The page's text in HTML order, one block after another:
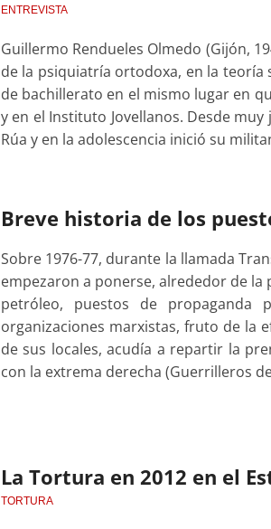
ENTREVISTA
Guillermo Rendueles Olmedo (Gijón,
de la psiquiatría ortodoxa, en la teoría
de bachillerato en el mismo lugar en
y en el Instituto Jovellanos. Desde
Rúa y en la adolescencia inició su
Breve historia de los
Sobre 1976-77, durante la llamada
empezaron a ponerse, alrededor de la
petróleo, puestos de propaganda
organizaciones marxistas, fruto de la
de sus locales, acudía a repartir la
con la extrema derecha (Guerrilleros
La Tortura en 2012 en el
TORTURA